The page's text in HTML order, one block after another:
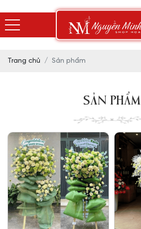
Trang chủ Sản phẩm
SẢN PHẨM